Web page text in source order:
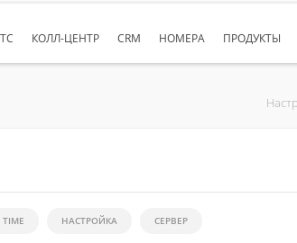
КОЛЛ-ЦЕНТР CRM НОМЕРА ПРОДУКТЫ
TIME НАСТРОЙКА СЕРВЕР